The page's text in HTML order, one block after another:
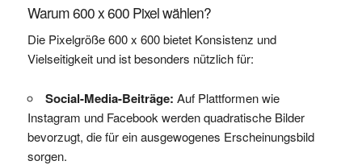
Warum 600 x 600 Pixel wählen?
Die Pixelgröße 600 x 600 bietet Konsistenz und
Vielseitigkeit und ist besonders nützlich für:
Social-Media-Beiträge: Auf Plattformen wie
Instagram und Facebook werden quadratische Bilder
bevorzugt, die für ein ausgewogenes Erscheinungsbild
sorgen.